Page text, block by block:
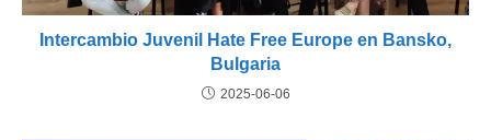
Intercambio Juvenil Hate Free Europe en Bansko,
Bulgaria
2025-06-06